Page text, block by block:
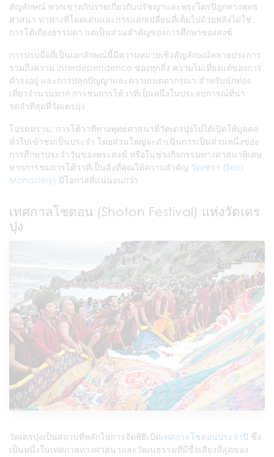
สัญลักษณ์ พวกเขาอภิปรายเกี่ยวกับปรัชญาและพระไตรปิฎกทางพุทธ
ศาสนา ท่าทางที่โดดเด่นและการแลกเปลี่ยนที่เต็มไปด้วยพลังไม่ใช่
การโต้เถียงธรรมดา แต่เป็นส่วนสำคัญของการศึกษาของสงฆ์
การปรบมือที่เป็นเอกลักษณ์นี้มีความหมายเชิงสัญลักษณ์หลายประการ
รวมถึงความ interdependence ของทุกสิ่ง ความไม่เที่ยงแท้ของการ
ดำรงอยู่ และการปลุกปัญญาและความเมตตากรุณา สำหรับนักท่อง
เที่ยวจำนวนมาก การชมการโต้วาทีเป็นหนึ่งในประสบการณ์ที่น่า
จดจำที่สุดที่วัดเดรปุง
โปรดทราบ: การโต้วาทีทางพุทธศาสนาที่วัดเดรปุงไม่ได้เปิดให้บุคคล
ทั่วไปเข้าชมเป็นประจำ โดยส่วนใหญ่จะดำเนินการเป็นส่วนหนึ่งของ
การศึกษาประจำวันของพระสงฆ์ หรือในช่วงกิจกรรมทางศาสนาพิเศษ
หากการชมการโต้วาทีเป็นสิ่งที่คุณให้ความสำคัญ วัดเซรา (Sera
Monastery) มีโอกาสที่แน่นอนกว่า
เทศกาลโชตอน (Shoton Festival) แห่งวัดเดร
ปุง
วัดเดรปุงเป็นสถานที่หลักในการจัดพิธีเปิดเทศกาลโชตอนประจำปี ซึ่ง
เป็นหนึ่งในเทศกาลทางศาสนาและวัฒนธรรมที่มีชื่อเสียงที่สุดของ